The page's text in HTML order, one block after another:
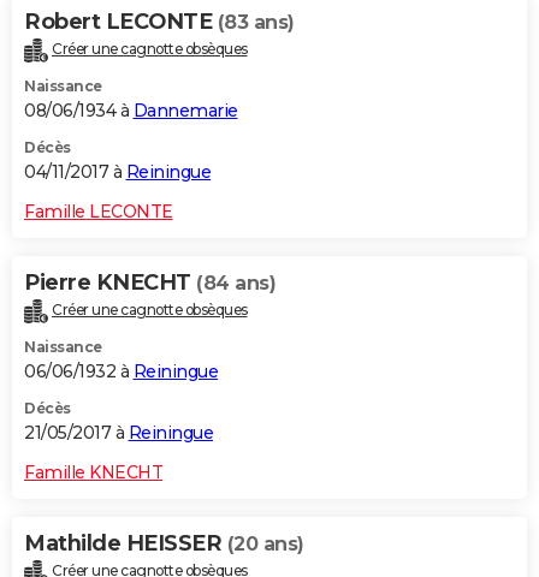
Robert LECONTE (83 ans)
Créer une cagnotte obsèques
Naissance
08/06/1934 à Dannemarie
Décès
04/11/2017 à Reiningue
Famille LECONTE
Pierre KNECHT (84 ans)
Créer une cagnotte obsèques
Naissance
06/06/1932 à Reiningue
Décès
21/05/2017 à Reiningue
Famille KNECHT
Mathilde HEISSER (20 ans)
Créer une cagnotte obsèques